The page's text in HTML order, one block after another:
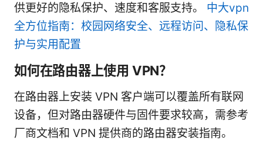
供更好的隐私保护、速度和客服支持。 中大vpn
全方位指南：校园网络安全、远程访问、隐私保
护与实用配置
如何在路由器上使用 VPN？
在路由器上安装 VPN 客户端可以覆盖所有联网
设备，但对路由器硬件与固件要求较高，需参考
厂商文档和 VPN 提供商的路由器安装指南。